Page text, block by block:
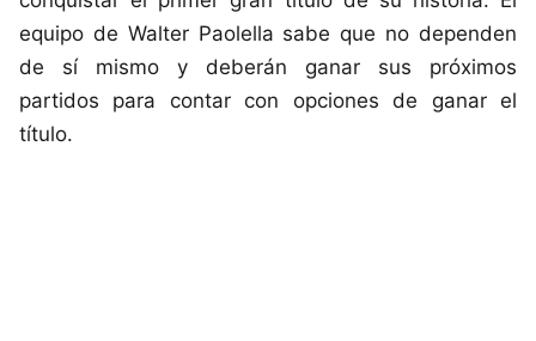
equipo de Walter Paolella sabe que no dependen
de sí mismo y deberán ganar sus próximos
partidos para contar con opciones de ganar el
título.